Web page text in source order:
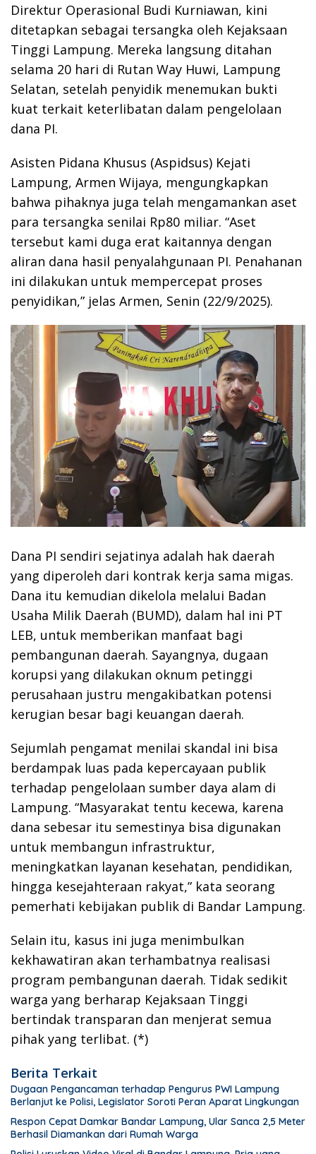
Direktur Operasional Budi Kurniawan, kini
ditetapkan sebagai tersangka oleh Kejaksaan
Tinggi Lampung. Mereka langsung ditahan
selama 20 hari di Rutan Way Huwi, Lampung
Selatan, setelah penyidik menemukan bukti
kuat terkait keterlibatan dalam pengelolaan
dana PI.
Asisten Pidana Khusus (Aspidsus) Kejati
Lampung, Armen Wijaya, mengungkapkan
bahwa pihaknya juga telah mengamankan aset
para tersangka senilai Rp80 miliar. “Aset
tersebut kami duga erat kaitannya dengan
aliran dana hasil penyalahgunaan PI. Penahanan
ini dilakukan untuk mempercepat proses
penyidikan,” jelas Armen, Senin (22/9/2025).
Dana PI sendiri sejatinya adalah hak daerah
yang diperoleh dari kontrak kerja sama migas.
Dana itu kemudian dikelola melalui Badan
Usaha Milik Daerah (BUMD), dalam hal ini PT
LEB, untuk memberikan manfaat bagi
pembangunan daerah. Sayangnya, dugaan
korupsi yang dilakukan oknum petinggi
perusahaan justru mengakibatkan potensi
kerugian besar bagi keuangan daerah.
Sejumlah pengamat menilai skandal ini bisa
berdampak luas pada kepercayaan publik
terhadap pengelolaan sumber daya alam di
Lampung. “Masyarakat tentu kecewa, karena
dana sebesar itu semestinya bisa digunakan
untuk membangun infrastruktur,
meningkatkan layanan kesehatan, pendidikan,
hingga kesejahteraan rakyat,” kata seorang
pemerhati kebijakan publik di Bandar Lampung.
Selain itu, kasus ini juga menimbulkan
kekhawatiran akan terhambatnya realisasi
program pembangunan daerah. Tidak sedikit
warga yang berharap Kejaksaan Tinggi
bertindak transparan dan menjerat semua
pihak yang terlibat. (*)
Berita Terkait
Dugaan Pengancaman terhadap Pengurus PWI Lampung
Berlanjut ke Polisi, Legislator Soroti Peran Aparat Lingkungan
Respon Cepat Damkar Bandar Lampung, Ular Sanca 2,5 Meter
Berhasil Diamankan dari Rumah Warga